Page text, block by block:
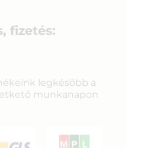
fizetés:
legkésőbb a
munkanapon